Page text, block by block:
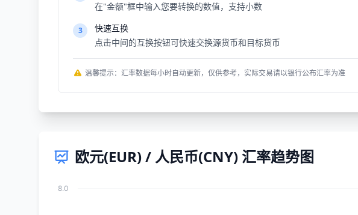
在"金额"框中输入您要转换的数值，支持小数
3
快速互换
点击中间的互换按钮可快速交换源货币和目标货币
温馨提示：汇率数据每小时自动更新，仅供参考，实际交易请以银行公布汇率为准
欧元(EUR) / 人民币(CNY) 汇率趋势图
8.0